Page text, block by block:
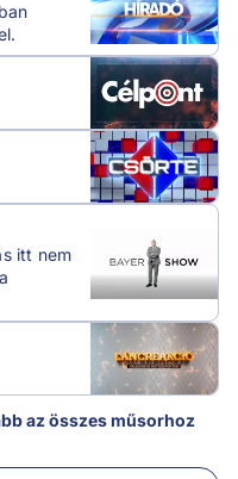
itt nem
az összes műsorhoz